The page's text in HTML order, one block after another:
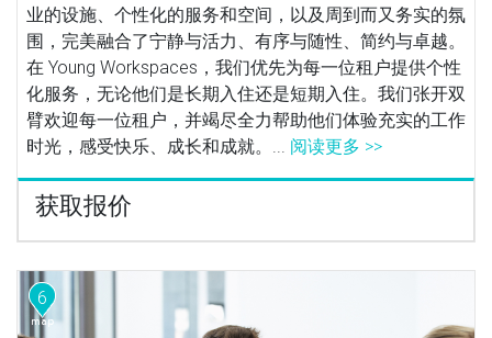
业的设施、个性化的服务和空间，以及周到而又务实的氛
围，完美融合了宁静与活力、有序与随性、简约与卓越。
在 Young Workspaces，我们优先为每一位租户提供个性
化服务，无论他们是长期入住还是短期入住。我们张开双
臂欢迎每一位租户，并竭尽全力帮助他们体验充实的工作
时光，感受快乐、成长和成就。... 阅读更多 >>
获取报价
6